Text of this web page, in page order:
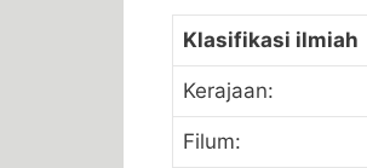
Klasifikasi ilmiah
Kerajaan:
Filum: